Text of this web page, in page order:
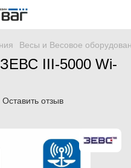
Весы и Весовое
ІІІ-5000 Wi-
Оставить отзыв